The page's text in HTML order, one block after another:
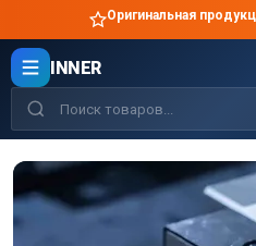
Оригинальная
INNER